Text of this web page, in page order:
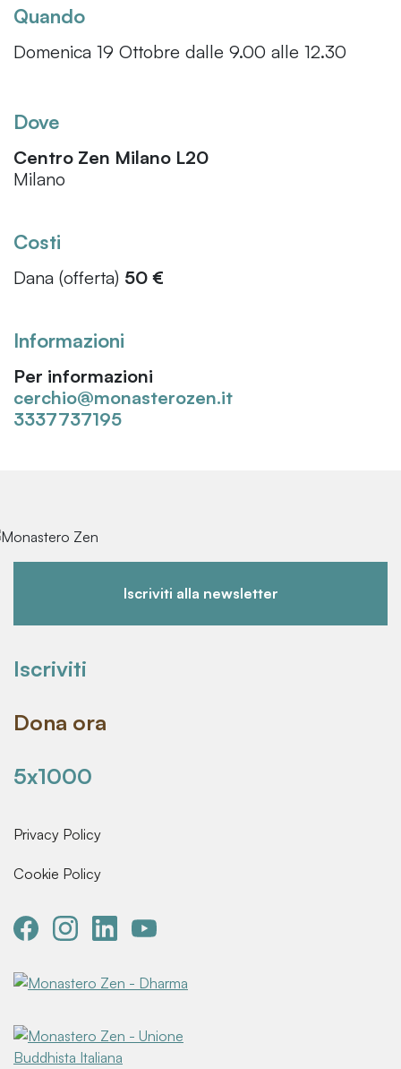
Quando
Domenica 19 Ottobre dalle 9.00 alle 12.30
Dove
Centro Zen Milano L20
Milano
Costi
Dana (offerta) 50 €
Informazioni
Per informazioni
cerchio@monasterozen.it
3337737195
Iscriviti alla newsletter
Iscriviti
Dona ora
5x1000
Privacy Policy
Cookie Policy